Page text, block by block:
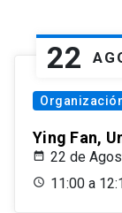
22
Ying Fan,
22 de
11:00 a